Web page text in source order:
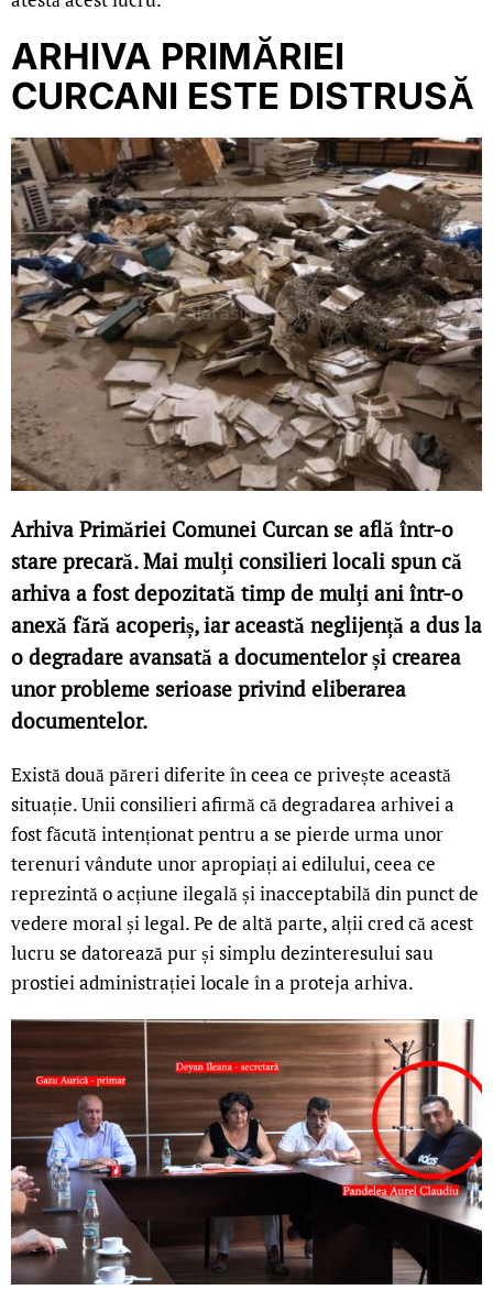
ARHIVA PRIMĂRIEI
CURCANI ESTE DISTRUSĂ
Arhiva Primăriei Comunei Curcan se află într-o
stare precară. Mai mulți consilieri locali spun că
arhiva a fost depozitată timp de mulți ani într-o
anexă fără acoperiș, iar această neglijență a dus la
o degradare avansată a documentelor și crearea
unor probleme serioase privind eliberarea
documentelor.
Există două păreri diferite în ceea ce privește această
situație. Unii consilieri afirmă că degradarea arhivei a
fost făcută intenționat pentru a se pierde urma unor
terenuri vândute unor apropiați ai edilului, ceea ce
reprezintă o acțiune ilegală și inacceptabilă din punct de
vedere moral și legal. Pe de altă parte, alții cred că acest
lucru se datorează pur și simplu dezinteresului sau
prostiei administrației locale în a proteja arhiva.